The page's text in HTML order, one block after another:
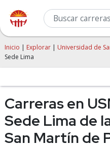
Inicio | Explorar | Universidad de
Sede Lima
Carreras en
Sede Lima de
San Martín de